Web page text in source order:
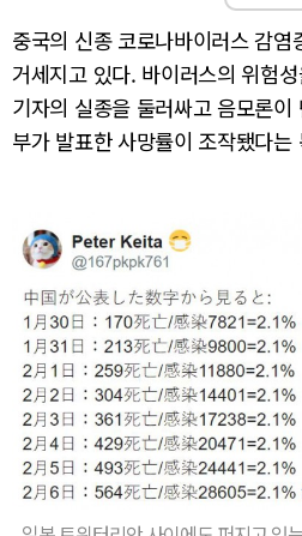
중국의 신종 코로나바이러스 감염
거세지고 있다. 바이러스의 위험
기자의 실종을 둘러싸고 음모론
부가 발표한 사망률이 조작됐다